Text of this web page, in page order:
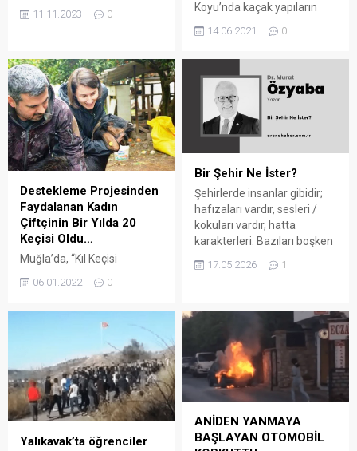
düzenlenen kortej
Milas sokaklarında renkli
görüntüler oluşturan
şenlikte, gerçekleştirilen
protokol konuşmalarında
barışın simgesi zeytinin
önemi vurgulandı. Muğla’nın
Milas ilçesinde Türkiye’nin ilk
tescilli zeytinyağı...
11.11.2023 0
Koyu’nda kaçak yapıların
yıkımı sürüyor. Arena
Bodrum Haber – Menteşe
yıkım çalışmaları
kapsamında idari yargı
süreçleri tamamlanan
yapıların yıkımına Çevre ve
Şehircilik Müdürlüğü
gözetiminde başladı.
Bölgede yıkım kararı verilen
19 yapıdan 7’si yürütmeyi
durdurma kararı aldı.
Menteşe Belediyesi
ekiplerince 2 yapının...
14.06.2021 0
Destekleme Projesinden
Faydalanan Kadın
Çiftçinin Bir Yılda 20
Keçisi Oldu…
Muğla’da, “Kıl Keçisi
başvurarak 3 keçi alan
keçisi sayısını 20’ye
çıkarmanın mutluluğunu
yaşıyor. Arena Bodrum
Haber – Muğla Büyükşehir
Belediyesi 2019’da üretime
ve kadın üreticilere destek
olmak amacıyla “Kıl Keçisi
Destekleme” projesini
06.01.2022 0
Bir Şehir Ne İster?
Şehirlerde insanlar gibidir;
hafızaları vardır, sesleri /
kokuları vardır, hatta
karakterleri. Bazıları boşken
çeker, bazılarıysa
yeri şehir yapan yalnızca
yolları, binaları ya da vitrinleri
değildir. Onu asıl yaşatan;
ruhu, belleği ve insanıyla
kurduğu görünmez bağdır.
İşte bugün tam da...
17.05.2026 1
Yalıkavak’ta öğrenciler
ANİDEN YANMAYA
BAŞLAYAN OTOMOBİL